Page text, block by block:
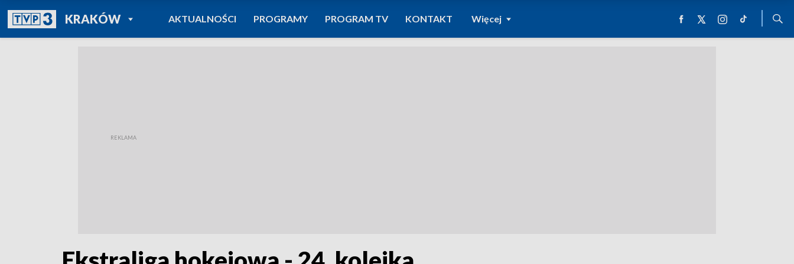
KRAKÓWPOWRÓT DO
TVP REGIONY
AKTUALNOŚCI PROGRAMY PROGRAM TV KONTAKT Więcej